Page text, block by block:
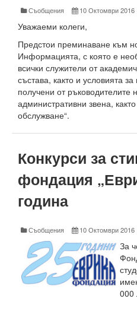
Корабостроителен
Добруджански
Месец на науката 2024
Начало
Научноизследователски
Електротехнически
Факултет по
Машинно-технологичен
Корабостроителен
Добруджански
Месец на науката 2025
Начало
Научноизследователски
Съобщения 10 Октомври 2016
Уважаеми колеги,
Предстои преминаване към
Информацията, с която е
всички служители от
състава, както и условията
получени от ръководителите
административни звена,
обслужване“.
Конкурси за
фондация
година
Съобщения 10 Октомври 2016
За
000